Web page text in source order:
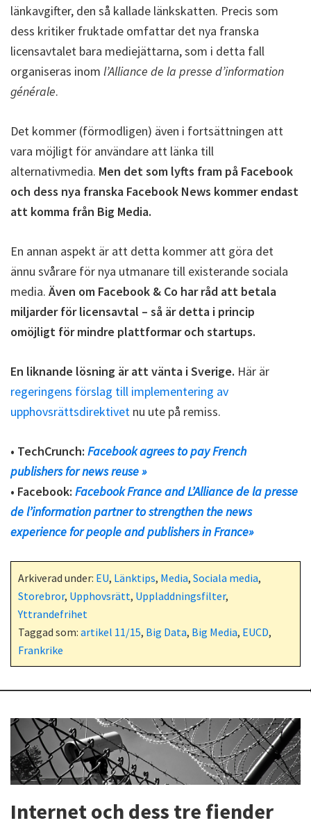
länkavgifter, den så kallade länkskatten. Precis som
dess kritiker fruktade omfattar det nya franska
licensavtalet bara mediejättarna, som i detta fall
organiseras inom l’Alliance de la presse d’information
générale.
Det kommer (förmodligen) även i fortsättningen att
vara möjligt för användare att länka till
alternativmedia. Men det som lyfts fram på Facebook
och dess nya franska Facebook News kommer endast
att komma från Big Media.
En annan aspekt är att detta kommer att göra det
ännu svårare för nya utmanare till existerande sociala
media. Även om Facebook & Co har råd att betala
miljarder för licensavtal – så är detta i princip
omöjligt för mindre plattformar och startups.
En liknande lösning är att vänta i Sverige. Här är
regeringens förslag till implementering av
upphovsrättsdirektivet nu ute på remiss.
• TechCrunch: Facebook agrees to pay French
publishers for news reuse »
• Facebook: Facebook France and L’Alliance de la presse
de l’information partner to strengthen the news
experience for people and publishers in France»
Arkiverad under: EU, Länktips, Media, Sociala media,
Storebror, Upphovsrätt, Uppladdningsfilter,
Yttrandefrihet
Taggad som: artikel 11/15, Big Data, Big Media, EUCD,
Frankrike
Internet och dess tre fiender